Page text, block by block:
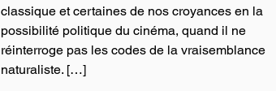
classique et certaines de nos croyances en la
possibilité politique du cinéma, quand il ne
réinterroge pas les codes de la vraisemblance
naturaliste. […]